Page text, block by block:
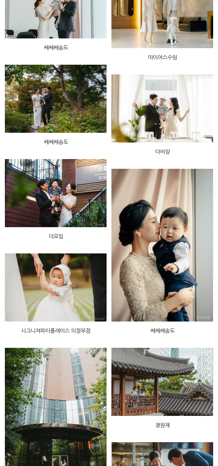
쎄쎄쎄송도
마이어스수원
쎄쎄쎄송도
더비앙
더모임
쎄쎄쎄송도
시그니쳐파티플레이스 의정부점
경원재